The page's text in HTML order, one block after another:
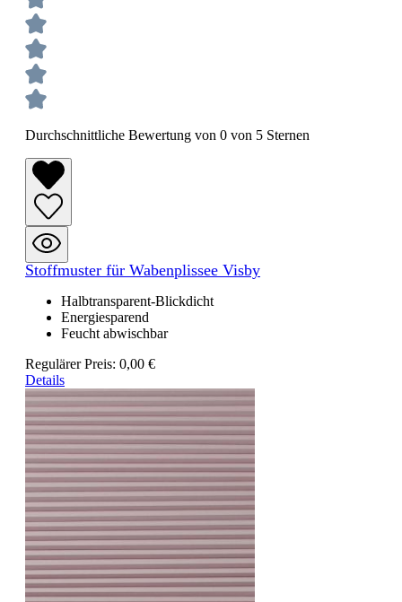
Durchschnittliche Bewertung von 0 von 5 Sternen
Stoffmuster für Wabenplissee Visby
Halbtransparent-Blickdicht
Energiesparend
Feucht abwischbar
Regulärer Preis: 0,00 €
Details